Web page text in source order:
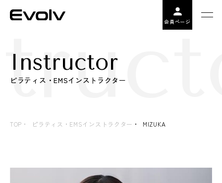
会員ページ
Instructor
ピラティス・EMSインストラクター
TOP ピラティス・EMSインストラクター MIZUKA